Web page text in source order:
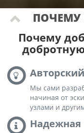
ПОЧЕМУ
Почему
Мы сами
начиная от
узлами и
Надежная